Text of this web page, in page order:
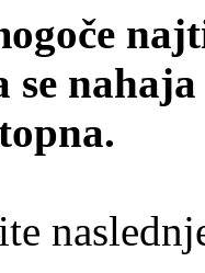
se